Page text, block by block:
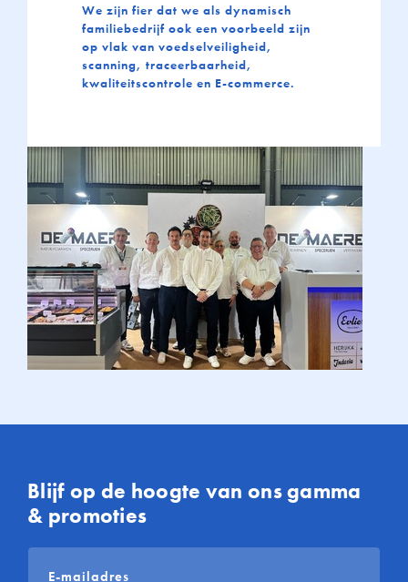
We zijn fier dat we als dynamisch
familiebedrijf ook een voorbeeld zijn
op vlak van voedselveiligheid,
scanning, traceerbaarheid,
kwaliteitscontrole en E-commerce.
Blijf op de hoogte van ons gamma
& promoties
E-
mailadres